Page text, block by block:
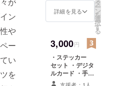
ン
や
ー
い
を
詳細を見る
タ
ー
ン
を
選
択
す
る
3,000円
・ステッカー
セット ・デジタ
ルカード ・手書
きカード